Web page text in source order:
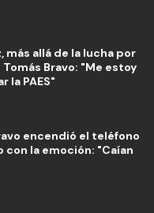
más allá de la lucha por
Bravo: "Me estoy
la PAES"
encendió el teléfono
con la emoción: "Caían